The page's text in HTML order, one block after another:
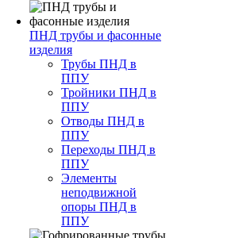
ПНД трубы и фасонные
изделия
Трубы ПНД в
ППУ
Тройники ПНД в
ППУ
Отводы ПНД в
ППУ
Переходы ПНД в
ППУ
Элементы
неподвижной
опоры ПНД в
ППУ